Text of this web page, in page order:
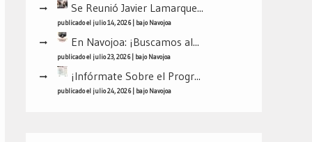
Se Reunió Javier Lamarque...
publicado el julio 14, 2026| bajoNavojoa
En Navojoa: ¡Buscamos al...
publicado el julio 23, 2026| bajoNavojoa
¡Infórmate Sobre el Progr...
publicado el julio 24, 2026| bajoNavojoa